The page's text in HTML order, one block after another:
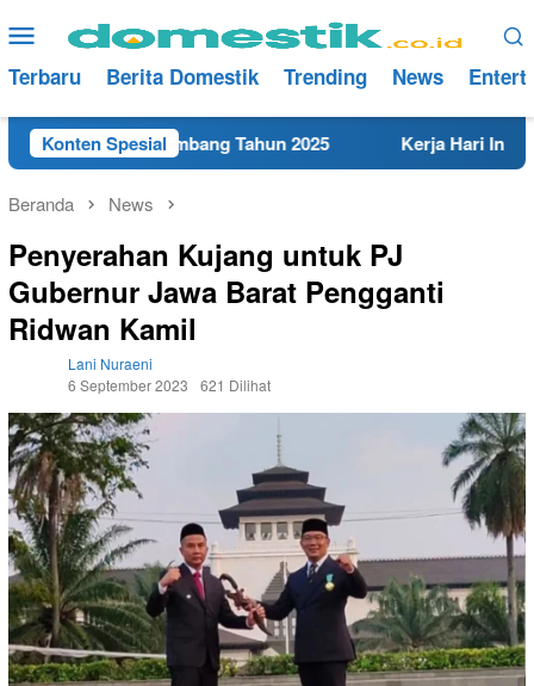
ke
konten
Menu
Mobile
Terbaru Berita Domestik Trending News
Konten Spesial
di Rembang Tahun 2025 Kerja Hari Ini Teknisi/
Beranda News
Penyerahan Kujang untuk PJ
Gubernur Jawa Barat Pengganti
Ridwan Kamil
Lani Nuraeni
6 September 2023
621 Dilihat